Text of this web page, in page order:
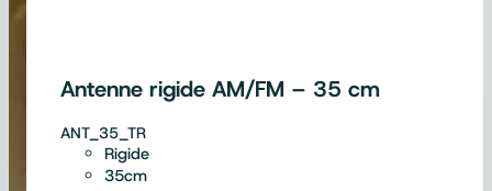
Antenne rigide AM/FM – 35 cm
ANT_35_TR
Rigide
35cm